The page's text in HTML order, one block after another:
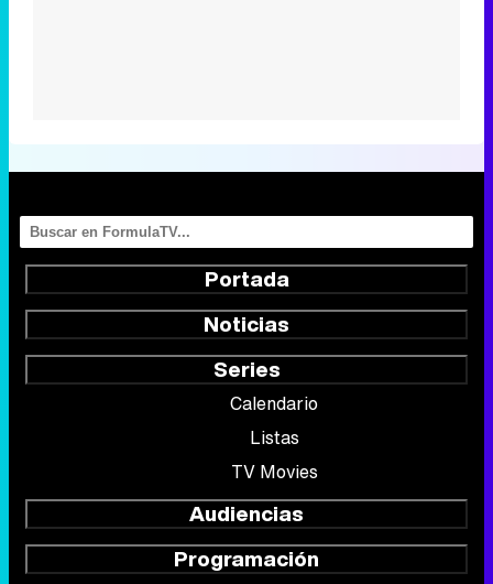
Portada
Noticias
Series
Calendario
Listas
TV Movies
Audiencias
Programación